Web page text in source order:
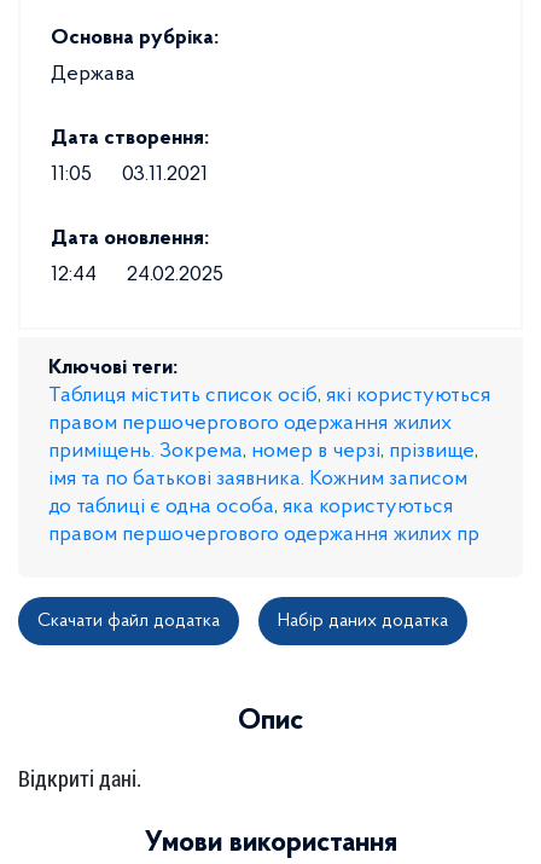
Основна рубріка:
Держава
Дата створення:
11:05
03.11.2021
Дата оновлення:
12:44
24.02.2025
Ключові теги:
Таблиця містить список осіб, які користуються
правом першочергового одержання жилих
приміщень. Зокрема, номер в черзі, прізвище,
імя та по батькові заявника. Кожним записом
до таблиці є одна особа, яка користуються
правом першочергового одержання жилих пр
Скачати файл додатка Набір даних додатка
Опис
Відкриті дані.
Умови використання